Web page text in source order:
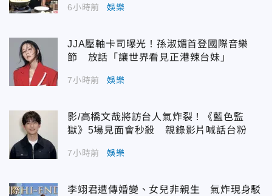
6小時前 娛樂
JJA壓軸卡司曝光！孫淑媚首登國際音樂
節 放話「讓世界看見正港辣台妹」
7小時前 娛樂
影/高橋文哉將訪台人氣炸裂！《藍色監
獄》5場見面會秒殺 親錄影片喊話台粉
7小時前 娛樂
李翊君遭傳婚變、女兒非親生 氣炸現身駁